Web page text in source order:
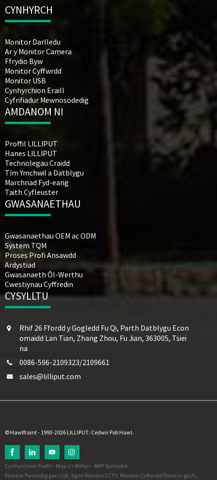
CYNHYRCH
Monitor Darlledu
Ar y Monitor Camera
Ffrydio Byw
Monitor Cyffwrdd
Monitor USB
Cynhyrchion Eraill
Cyfrifiadur Mewnosodedig
AMDANOM NI
Proffil LILLIPUT
Hanes LILLIPUT
Technolegau Craidd
Tîm Ymchwil a Datblygu
Marchnad Fyd-eang
Taith Cyfleuster
GWASANAETHAU
Gwasanaethau OEM ac ODM
System TQM
Proses Profi Ansawdd
Ardystiad
Gwasanaeth Ôl-Werthu
Cwestiynau Cyffredin
CYSYLLTU
Rhif 26 Ffordd y Gogledd Fu Qi, Parth Datblygu Econ
omaidd Lan Tian, ​​Zhang Zhou, Fu Jian, 363005, Tsiei
na
0086-596-2109323/2109661
sales@lilliput.com
© Hawlfraint - 1993-2026 LILLIPUT: Cedwir Pob Hawl.
Cynhyrchion Poeth - Map o'r Wefan - AMP Symudol
Monitor Pweredig gan Usb, Sgrin Monitro CCTV, Monitor Cyffwrdd Panel Is-goch,